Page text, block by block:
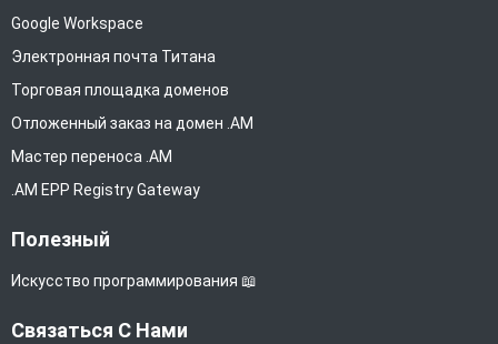
Google Workspace
Электронная почта Титана
Торговая площадка доменов
Отложенный заказ на домен .AM
Мастер переноса .AM
.AM EPP Registry Gateway
Полезный
Искусство программирования 📖
Связаться С Нами